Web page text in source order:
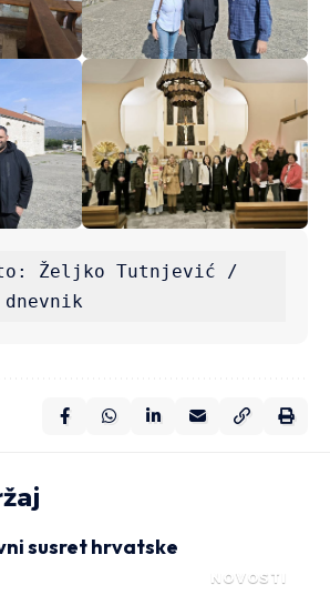
Željko Tutnjević /
NOVOSTI
susret hrvatske